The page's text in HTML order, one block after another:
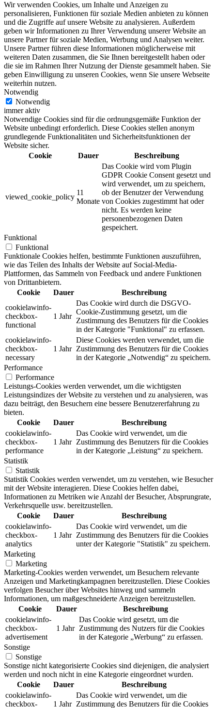
Wir verwenden Cookies, um Inhalte und Anzeigen zu
personalisieren, Funktionen für soziale Medien anbieten zu können
und die Zugriffe auf unsere Website zu analysieren. Außerdem
geben wir Informationen zu Ihrer Verwendung unserer Website an
unsere Partner für soziale Medien, Werbung und Analysen weiter.
Unsere Partner führen diese Informationen möglicherweise mit
weiteren Daten zusammen, die Sie Ihnen bereitgestellt haben oder
die sie im Rahmen Ihrer Nutzung der Dienste gesammelt haben. Sie
geben Einwilligung zu unseren Cookies, wenn Sie unsere Webseite
weiterhin nutzen.
Notwendig
Notwendig
immer aktiv
Notwendige Cookies sind für die ordnungsgemäße Funktion der
Website unbedingt erforderlich. Diese Cookies stellen anonym
grundlegende Funktionalitäten und Sicherheitsfunktionen der
Website sicher.
Cookie
Dauer Beschreibung
viewed_cookie_policy
11
Monate
Das Cookie wird vom Plugin
GDPR Cookie Consent gesetzt und
wird verwendet, um zu speichern,
ob der Benutzer der Verwendung
von Cookies zugestimmt hat oder
nicht. Es werden keine
personenbezogenen Daten
gespeichert.
Funktional
Funktional
Funktionale Cookies helfen, bestimmte Funktionen auszuführen,
wie das Teilen des Inhalts der Website auf Social-Media-
Plattformen, das Sammeln von Feedback und andere Funktionen
von Drittanbietern.
Cookie
Dauer
Beschreibung
cookielawinfo-
checkbox-
functional
1 Jahr
Das Cookie wird durch die DSGVO-
Cookie-Zustimmung gesetzt, um die
Zustimmung des Benutzers für die Cookies
in der Kategorie "Funktional" zu erfassen.
cookielawinfo-
checkbox-
necessary
1 Jahr
Diese Cookies werden verwendet, um die
Zustimmung des Benutzers für die Cookies
in der Kategorie „Notwendig“ zu speichern.
Performance
Performance
Leistungs-Cookies werden verwendet, um die wichtigsten
Leistungsindizes der Website zu verstehen und zu analysieren, was
dazu beiträgt, den Besuchern eine bessere Benutzererfahrung zu
bieten.
Cookie
Dauer
Beschreibung
cookielawinfo-
checkbox-
performance
1 Jahr
Das Cookie wird verwendet, um die
Zustimmung des Benutzers für die Cookies
in der Kategorie „Leistung“ zu speichern.
Statistik
Statistik
Statistik Cookies werden verwendet, um zu verstehen, wie Besucher
mit der Website interagieren. Diese Cookies helfen dabei,
Informationen zu Metriken wie Anzahl der Besucher, Absprungrate,
Verkehrsquelle usw. bereitzustellen.
Cookie
Dauer
Beschreibung
cookielawinfo-
checkbox-
analytics
1 Jahr
Das Cookie wird verwendet, um die
Zustimmung des Benutzers für die Cookies
unter der Kategorie "Statistik" zu speichern.
Marketing
Marketing
Marketing-Cookies werden verwendet, um Besuchern relevante
Anzeigen und Marketingkampagnen bereitzustellen. Diese Cookies
verfolgen Besucher über Websites hinweg und sammeln
Informationen, um maßgeschneiderte Anzeigen bereitzustellen.
Cookie
Dauer
Beschreibung
cookielawinfo-
checkbox-
advertisement
1 Jahr
Das Cookie wird gesetzt, um die
Zustimmung des Nutzers für die Cookies
in der Kategorie „Werbung“ zu erfassen.
Sonstige
Sonstige
Sonstige nicht kategorisierte Cookies sind diejenigen, die analysiert
werden und noch nicht in eine Kategorie eingeordnet wurden.
Cookie
Dauer
Beschreibung
cookielawinfo-
checkbox-
1 Jahr
Das Cookie wird verwendet, um die
Zustimmung des Benutzers für die Cookies